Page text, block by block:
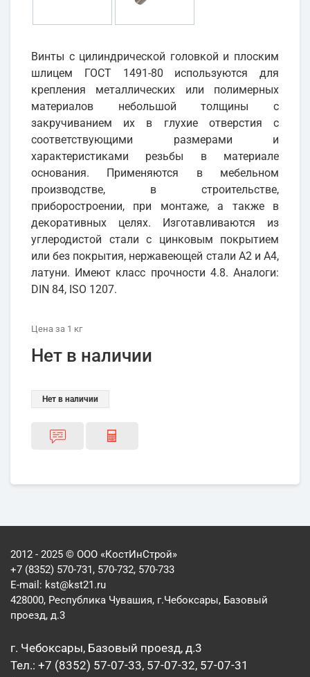
Винты с цилиндрической головкой и плоским
шлицем ГОСТ 1491-80 используются для
крепления металлических или полимерных
материалов небольшой толщины с
закручиванием их в глухие отверстия с
соответствующими размерами и
характеристиками резьбы в материале
основания. Применяются в мебельном
производстве, в строительстве,
приборостроении, при монтаже, а также в
декоративных целях. Изготавливаются из
углеродистой стали с цинковым покрытием
или без покрытия, нержавеющей стали А2 и А4,
латуни. Имеют класс прочности 4.8. Аналоги:
DIN 84, ISO 1207.
Цена за 1 кг
Нет в наличии
Нет в наличии
2012 - 2025 © ООО «КостИнСтрой»
+7 (8352) 570-731, 570-732, 570-733
E-mail: kst@kst21.ru
428000, Республика Чувашия, г.Чебоксары, Базовый
проезд, д.3
г. Чебоксары, Базовый проезд, д.3
Тел.: +7 (8352) 57-07-33, 57-07-32, 57-07-31